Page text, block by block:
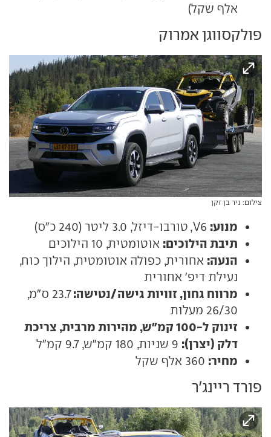
אלף שקל)
פולקסווגן אמרוק
צילום: ניר בן זקן
מנוע:
תיבת הילוכים: אוטומטית, 10 הילוכים
הנעה: אחורית, כפולה אוטומטית, הילוך כוח,
נעילת דיפ' אחורית
מרווח גחון, זוויות גישה/נטישה:
23.7 ס"מ,
26/30 מעלות
זינוק ל-100 קמ"ש, מהירות מרבית, צריכת
דלק (יצרן):
מחיר:
פורד ריינג'ר